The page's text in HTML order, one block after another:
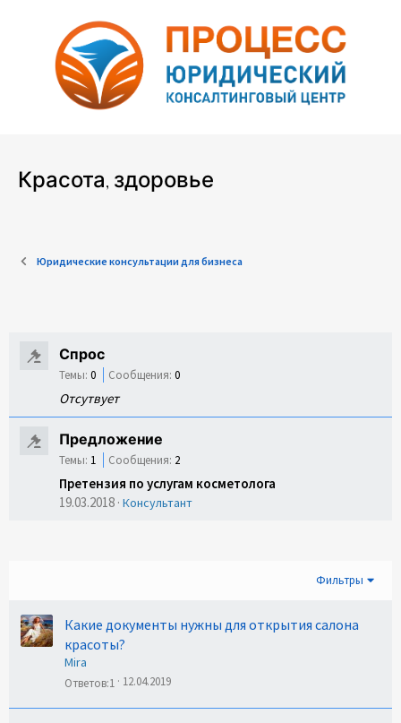
Красота, здоровье
Юридические консультации для бизнеса
Спрос
Темы: 0 Сообщения:0
Отсутвует
Предложение
Темы: 1 Сообщения: 2
Претензия по услугам косметолога
19.03.2018 Консультант
Фильтры
Какие документы нужны для открытия салона
красоты?
Mira
Ответов 1 12.04.2019